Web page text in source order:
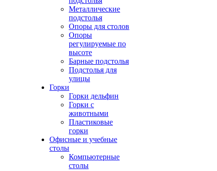
Металлические
подстолья
Опоры для столов
Опоры
регулируемые по
высоте
Барные подстолья
Подстолья для
улицы
Горки
Горки дельфин
Горки с
животными
Пластиковые
горки
Офисные и учебные
столы
Компьютерные
столы